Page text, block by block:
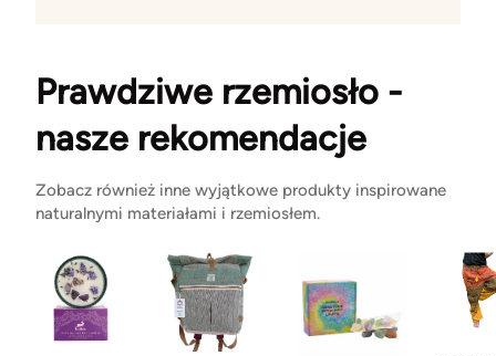
Prawdziwe rzemiosło -
nasze rekomendacje
Zobacz również inne wyjątkowe produkty inspirowane
naturalnymi materiałami i rzemiosłem.